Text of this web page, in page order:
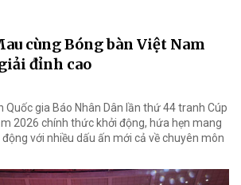
cùng Bóng bàn Việt Nam
đỉnh cao
Quốc gia Báo Nhân Dân lần thứ 44 tranh Cúp
2026 chính thức khởi động, hứa hẹn mang
với nhiều dấu ấn mới cả về chuyên môn